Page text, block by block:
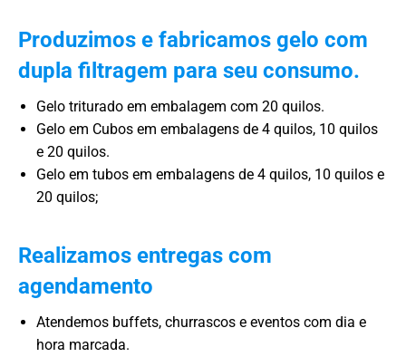
Produzimos e fabricamos gelo com
dupla filtragem para seu consumo.
Gelo triturado em embalagem com 20 quilos.
Gelo em Cubos em embalagens de 4 quilos, 10 quilos
e 20 quilos.
Gelo em tubos em embalagens de 4 quilos, 10 quilos e
20 quilos;
Realizamos entregas com
agendamento
Atendemos buffets, churrascos e eventos com dia e
hora marcada.